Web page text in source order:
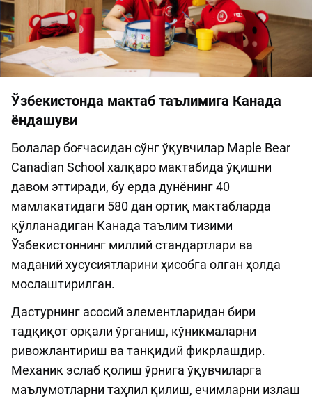
Ўзбекистонда мактаб таълимига Канада
ёндашуви
Болалар боғчасидан сўнг ўқувчилар Maple Bear
Canadian School халқаро мактабида ўқишни
давом эттиради, бу ерда дунёнинг 40
мамлакатидаги 580 дан ортиқ мактабларда
қўлланадиган Канада таълим тизими
Ўзбекистоннинг миллий стандартлари ва
маданий хусусиятларини ҳисобга олган ҳолда
мослаштирилган.
Дастурнинг асосий элементларидан бири
тадқиқот орқали ўрганиш, кўникмаларни
ривожлантириш ва танқидий фикрлашдир.
Механик эслаб қолиш ўрнига ўқувчиларга
маълумотларни таҳлил қилиш, ечимларни излаш